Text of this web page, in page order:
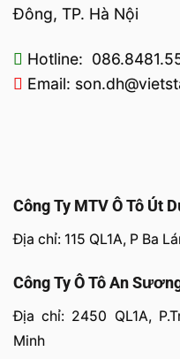
Đông, TP. Hà Nội
Hotline:
Email:
Công Ty MTV Ô Tô Út
Địa chỉ: 115 QL1A, P Ba
Công Ty Ô Tô An
Địa chỉ: 2450 QL1A,
Minh